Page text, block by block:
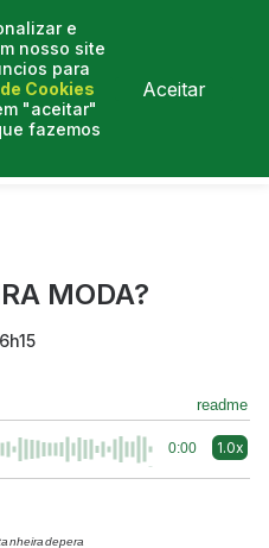
e
nosso site
para
Cookies
"aceitar"
fazemos
Aceitar
MODA?
readme
0:00 1.0x